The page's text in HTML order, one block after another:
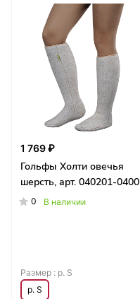
1 769 ₽
Гольфы Холти овечья
шерсть, арт. 040201-0400
0 В наличии
Размер : р. S
р. S